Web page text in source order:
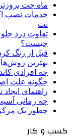
ماه چت
خدمات نصب
نت
تفاوت درد
چیست؟
قبل از رنگ
بهترین
چه افرادی
چگونه علت
راهنمای
چه زمانی
چطور یک مرکز
کسب و کار